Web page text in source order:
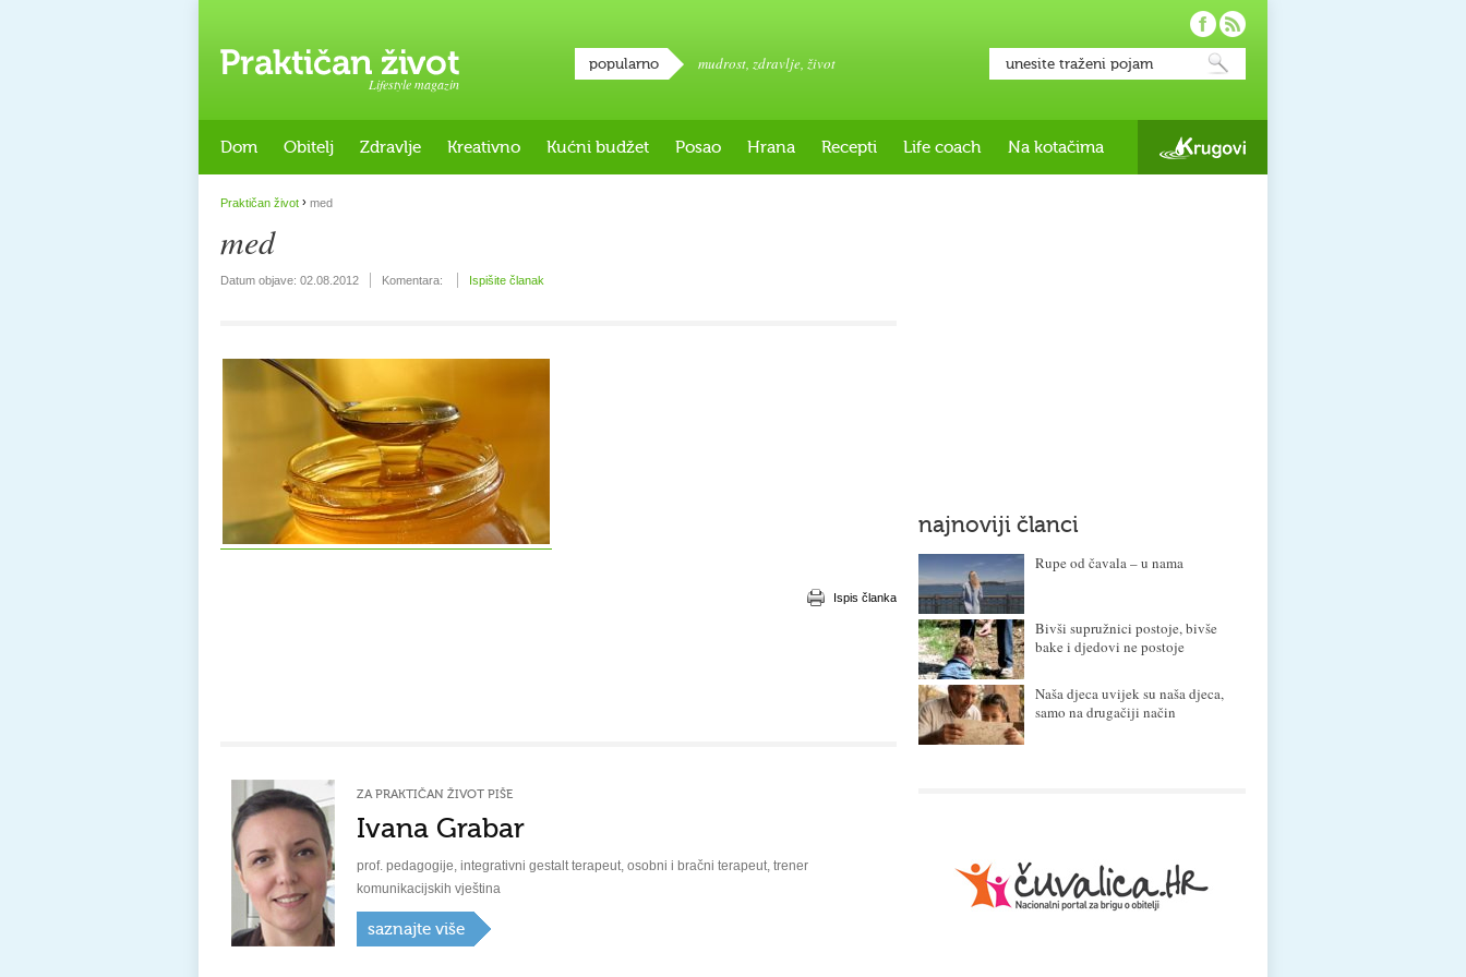
Lifestyle magazin
popularno mudrost, zdravlje, život
Dom Obitelj Zdravlje Kreativno Kućni budžet Posao Hrana Recepti Life coach Na kotačima
Praktičan život › med
med
Datum objave: 02.08.2012 Komentara: Ispišite članak
Ispis članka
ZA PRAKTIČAN ŽIVOT PIŠE
Ivana Grabar
prof. pedagogije, integrativni gestalt terapeut, osobni i bračni terapeut, trener
komunikacijskih vještina
saznajte više
najnoviji članci
Rupe od čavala – u nama
Bivši supružnici postoje, bivše
bake i djedovi ne postoje
Naša djeca uvijek su naša djeca,
samo na drugačiji način